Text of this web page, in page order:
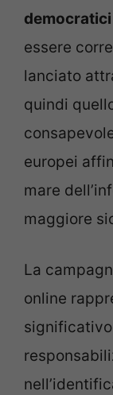
democratici
essere
lanciato
quindi
europei
mare
maggiore
La
online